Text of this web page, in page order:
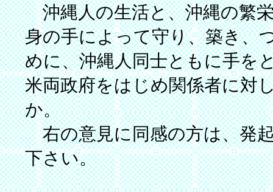
沖縄人の生活と、沖縄の繁
身の手によって守り、築き、
めに、沖縄人同士ともに手を
米両政府をはじめ関係者に対
か。
右の意見に同感の方は、発
下さい。